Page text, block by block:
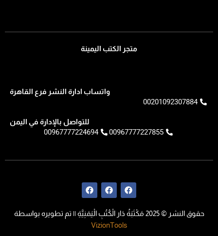
متجر الكتب اليمينة
واتساب ادارة النشر فرع القاهرة
00201092307884
للتواصل بالإدارة في اليمن
00967777227855
00967777224694
F
a
e
b
o
F
a
e
b
o
F
a
e
b
حقوق النشر © 2025 مَكْتَبَةُ دَار الْكُتُبِ الْيَمَنِيَّةِ || تم تطويره بواسطة
VizionTools